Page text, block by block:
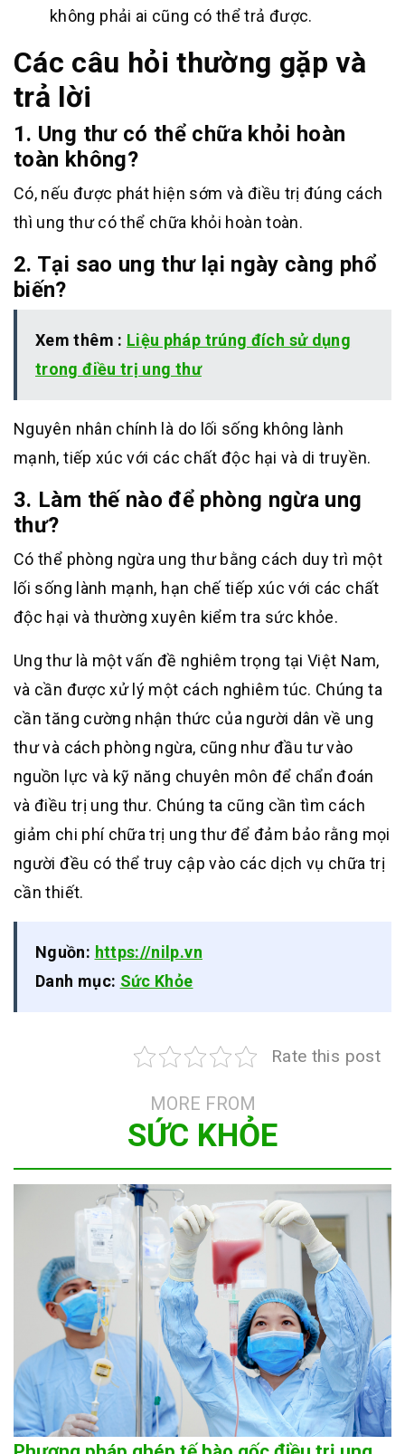
không phải ai cũng có thể trả được.
Các câu hỏi thường gặp và
trả lời
1. Ung thư có thể chữa khỏi hoàn
toàn không?
Có, nếu được phát hiện sớm và điều trị đúng cách
thì ung thư có thể chữa khỏi hoàn toàn.
2. Tại sao ung thư lại ngày càng phổ
biến?
Xem thêm : Liệu pháp trúng đích sử dụng
trong điều trị ung thư
Nguyên nhân chính là do lối sống không lành
mạnh, tiếp xúc với các chất độc hại và di truyền.
3. Làm thế nào để phòng ngừa ung
thư?
Có thể phòng ngừa ung thư bằng cách duy trì một
lối sống lành mạnh, hạn chế tiếp xúc với các chất
độc hại và thường xuyên kiểm tra sức khỏe.
Ung thư là một vấn đề nghiêm trọng tại Việt Nam,
và cần được xử lý một cách nghiêm túc. Chúng ta
cần tăng cường nhận thức của người dân về ung
thư và cách phòng ngừa, cũng như đầu tư vào
nguồn lực và kỹ năng chuyên môn để chẩn đoán
và điều trị ung thư. Chúng ta cũng cần tìm cách
giảm chi phí chữa trị ung thư để đảm bảo rằng mọi
người đều có thể truy cập vào các dịch vụ chữa trị
cần thiết.
Nguồn: https://nilp.vn
Danh mục: Sức Khỏe
Rate this post
MORE FROM
SỨC KHỎE